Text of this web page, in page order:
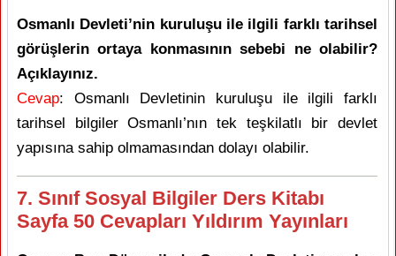
Osmanlı Devleti’nin kuruluşu ile ilgili farklı tarihsel
görüşlerin ortaya konmasının sebebi ne olabilir?
Açıklayınız.
Cevap: Osmanlı Devletinin kuruluşu ile ilgili farklı
tarihsel bilgiler Osmanlı’nın tek teşkilatlı bir devlet
yapısına sahip olmamasından dolayı olabilir.
7. Sınıf Sosyal Bilgiler Ders Kitabı
Sayfa 50 Cevapları Yıldırım Yayınları